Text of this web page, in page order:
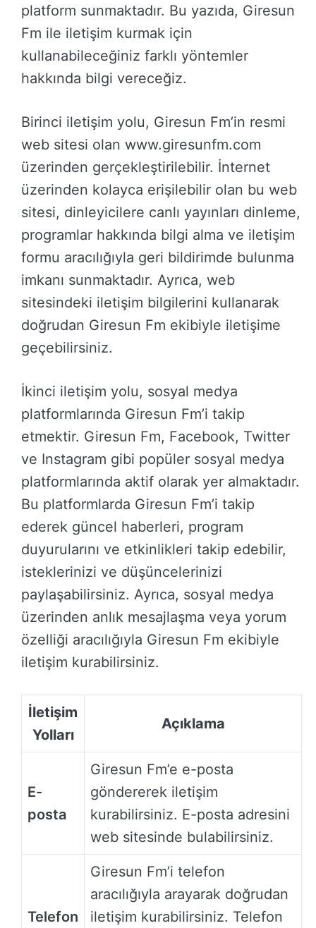
platform sunmaktadır. Bu yazıda, Giresun
Fm ile iletişim kurmak için
kullanabileceğiniz farklı yöntemler
hakkında bilgi vereceğiz.
Birinci iletişim yolu, Giresun Fm’in resmi
web sitesi olan www.giresunfm.com
üzerinden gerçekleştirilebilir. İnternet
üzerinden kolayca erişilebilir olan bu web
sitesi, dinleyicilere canlı yayınları dinleme,
programlar hakkında bilgi alma ve iletişim
formu aracılığıyla geri bildirimde bulunma
imkanı sunmaktadır. Ayrıca, web
sitesindeki iletişim bilgilerini kullanarak
doğrudan Giresun Fm ekibiyle iletişime
geçebilirsiniz.
İkinci iletişim yolu, sosyal medya
platformlarında Giresun Fm’i takip
etmektir. Giresun Fm, Facebook, Twitter
ve Instagram gibi popüler sosyal medya
platformlarında aktif olarak yer almaktadır.
Bu platformlarda Giresun Fm’i takip
ederek güncel haberleri, program
duyurularını ve etkinlikleri takip edebilir,
isteklerinizi ve düşüncelerinizi
paylaşabilirsiniz. Ayrıca, sosyal medya
üzerinden anlık mesajlaşma veya yorum
özelliği aracılığıyla Giresun Fm ekibiyle
iletişim kurabilirsiniz.
İletişim
Yolları
Açıklama
E-
posta
Giresun Fm’e e-posta
göndererek iletişim
kurabilirsiniz. E-posta adresini
web sitesinde bulabilirsiniz.
Telefon
Giresun Fm’i telefon
aracılığıyla arayarak doğrudan
iletişim kurabilirsiniz. Telefon